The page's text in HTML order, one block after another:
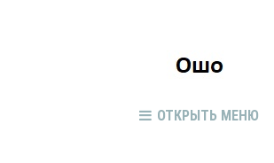
ОТКРЫТЬ МЕНЮ